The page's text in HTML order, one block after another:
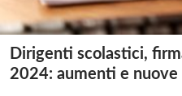
Dirigenti scolastici,
2024: aumenti e nuove